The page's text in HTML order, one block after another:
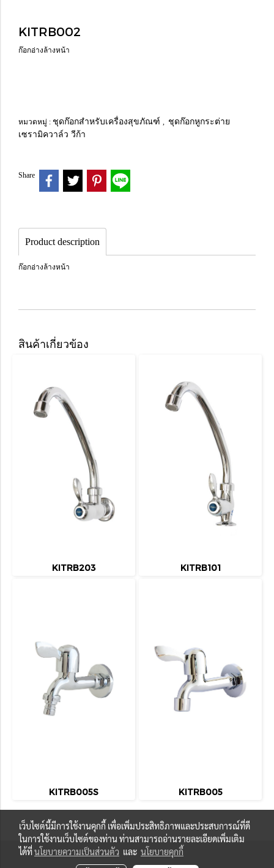
KITRB002
ก๊อกอ่างล้างหน้า
หมวดหมู่ : ชุดก๊อกสำหรับเครื่องสุขภัณฑ์ , ชุดก๊อกหูกระต่าย
เซรามิควาล์ว วีก้า
Share
Product description
ก๊อกอ่างล้างหน้า
สินค้าเกี่ยวข้อง
KITRB203 KITRB101
KITRB005S KITRB005
เว็บไซต์นี้มีการใช้งานคุกกี้ เพื่อเพิ่มประสิทธิภาพและประสบการณ์ที่ดี
ในการใช้งานเว็บไซต์ของท่าน ท่านสามารถอ่านรายละเอียดเพิ่มเติม
ได้ที่นโยบายความเป็นส่วนตัว และ นโยบายคุกกี้